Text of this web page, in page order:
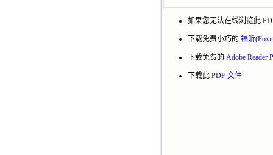
如果您无法在线浏览此
下载免费小巧的 福昕
下载免费的 Adobe Reader
下载此 PDF 文件